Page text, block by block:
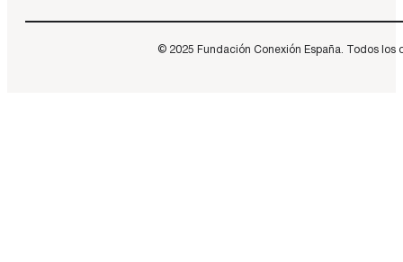
© 2025 Fundación Conexión España. Todos los